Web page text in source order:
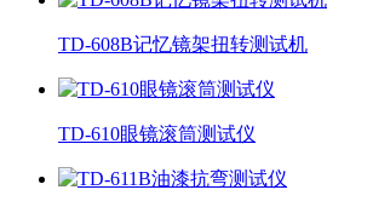
TD-608B记忆镜架扭转测试机
TD-610眼镜滚筒测试仪